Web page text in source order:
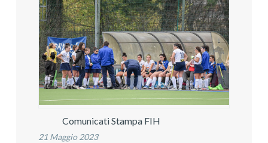
Comunicati Stampa FIH
21 Maggio 2023